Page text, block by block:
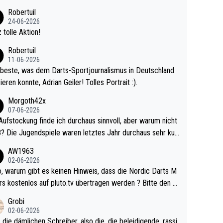
Da gewinnst keinen Blumentopf - ist ja n
eines Kreisligisten vs einem Bu
Robertuil
24-06-2026
tolle Aktion!
Robertuil
11-06-2026
was dem Darts-Sportjournalismus in Deutschland
konnte, Adrian Geiler! Tolles Portrait :).
Morgoth42x
07-06-2026
finde ich durchaus sinnvoll, aber warum nicht
sehr kur
Somit ändert die automatische Qualifikation des Weltm
nichts. Ich denke sie wollen damit für nächste
wenig WDF Turniere spielen. Dies war bei Archie Self l
Jahr der Fall. Er musste als amtierender Weltmeister d
AW1963
02-06-2026
M
kostenlos auf pluto.tv übertragen werden ? Bitte den A
Grobi
02-06-2026